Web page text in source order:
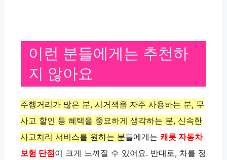
이런 분들에게는 추천하
지 않아요
주행거리가 많은 분, 시거잭을 자주 사용하는 분, 무
사고 할인 등 혜택을 중요하게 생각하는 분, 신속한
사고처리 서비스를 원하는 분들에게는 캐롯 자동차
보험 단점이 크게 느껴질 수 있어요. 반대로, 차를 정